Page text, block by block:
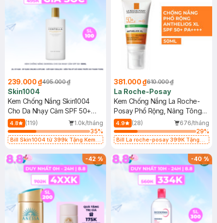
239.000 ₫495.000 ₫
Skin1004
Kem Chống Nắng Skin1004
Cho Da Nhạy Cảm SPF 50+
50ml
4.8 (119)
1.0k/tháng
35%
Bill Skin1004 từ 399k Tặng Kem
SPF 50+ 20ml (SL Có Hạn)
381.000 ₫610.000 ₫
La Roche-Posay
Kem Chống Nắng La Roche-
Posay Phổ Rộng, Nâng Tông
Kiềm Dầu 50ml
4.9 (28)
676/tháng
29%
Bill La roche-posay 399K Tặng
(SL có hạn)
-42% -40%